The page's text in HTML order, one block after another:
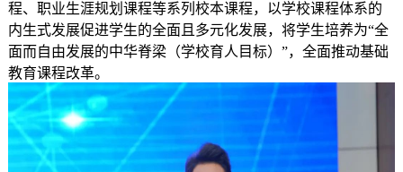
程、职业生涯规划课程等系列校本课程，以学校课程体系的
内生式发展促进学生的全面且多元化发展，将学生培养为“全
面而自由发展的中华脊梁（学校育人目标）”，全面推动基础
教育课程改革。